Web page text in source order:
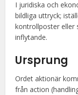
I juridiska och
bildliga uttryck;
kontrollposter eller
inflytande.
Ursprung
Ordet aktionär
från action